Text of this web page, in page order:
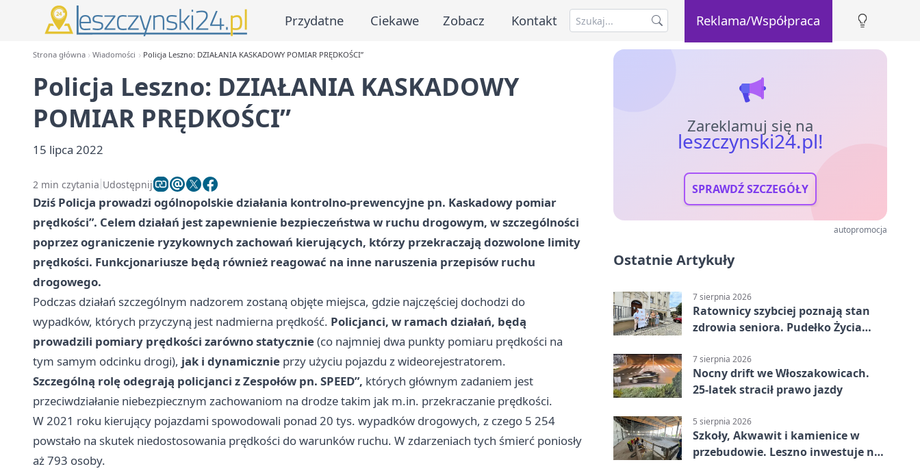
Przydatne Ciekawe Zobacz Kontakt Reklama/Współpraca
Strona główna Wiadomości Policja Leszno: DZIAŁANIA KASKADOWY POMIAR PRĘDKOŚCI”
Policja Leszno: DZIAŁANIA KASKADOWY
POMIAR PRĘDKOŚCI”
15 lipca 2022
2 min czytania Udostępnij
Dziś Policja prowadzi ogólnopolskie działania kontrolno-prewencyjne pn. Kaskadowy pomiar
prędkości”. Celem działań jest zapewnienie bezpieczeństwa w ruchu drogowym, w szczególności
poprzez ograniczenie ryzykownych zachowań kierujących, którzy przekraczają dozwolone limity
prędkości. Funkcjonariusze będą również reagować na inne naruszenia przepisów ruchu
drogowego.
Podczas działań szczególnym nadzorem zostaną objęte miejsca, gdzie najczęściej dochodzi do
wypadków, których przyczyną jest nadmierna prędkość. Policjanci, w ramach działań, będą
prowadzili pomiary prędkości zarówno statycznie(co najmniej dwa punkty pomiaru prędkości na
tym samym odcinku drogi), jak i dynamicznie przy użyciu pojazdu z wideorejestratorem.
Szczególną rolę odegrają policjanci z Zespołów pn. SPEED”, których głównym zadaniem jest
przeciwdziałanie niebezpiecznym zachowaniom na drodze takim jak m.in. przekraczanie prędkości.
W 2021 roku kierujący pojazdami spowodowali ponad 20 tys. wypadków drogowych, z czego 5 254
powstało na skutek niedostosowania prędkości do warunków ruchu. W zdarzeniach tych śmierć poniosły
aż 793 osoby.
Zareklamuj się na
leszczynski24.pl!
SPRAWDŹ SZCZEGÓŁY
autopromocja
Ostatnie Artykuły
7 sierpnia 2026
Ratownicy szybciej poznają stan
zdrowia seniora. Pudełko Życia
7 sierpnia 2026
Nocny drift we Włoszakowicach.
25-latek stracił prawo jazdy
5 sierpnia 2026
Szkoły, Akwawit i kamienice w
przebudowie. Leszno inwestuje na